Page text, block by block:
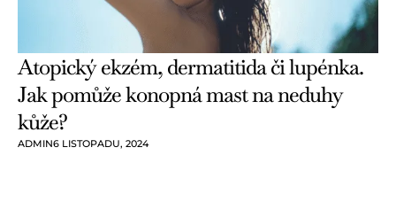
Atopický ekzém, dermatitida či lupénka.
Jak pomůže konopná mast na neduhy
kůže?
ADMIN6 LISTOPADU, 2024